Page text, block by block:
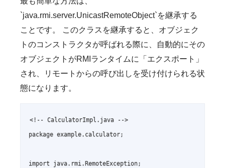
`java.rmi.server.UnicastRemoteObject`を継承する
ことです。 このクラスを継承すると、オブジェク
トのコンストラクタが呼ばれる際に、自動的にその
オブジェクトがRMIランタイムに「エクスポート」
され、リモートからの呼び出しを受け付けられる状
態になります。
<!-- CalculatorImpl.java -->
package example.calculator;
import java.rmi.RemoteException;